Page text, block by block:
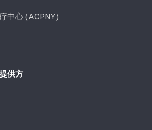
中心 (ACPNY)
供方